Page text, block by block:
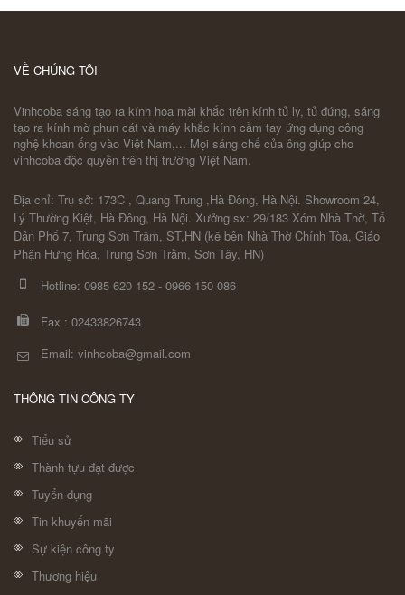
VỀ CHÚNG TÔI
Vinhcoba sáng tạo ra kính hoa mài khắc trên kính tủ ly, tủ đứng, sáng
tạo ra kính mờ phun cát và máy khắc kính cầm tay ứng dụng công
nghệ khoan ống vào Việt Nam,... Mọi sáng chế của ông giúp cho
vinhcoba độc quyền trên thị trường Việt Nam.
Địa chỉ: Trụ sở: 173C , Quang Trung ,Hà Đông, Hà Nội. Showroom 24,
Lý Thường Kiệt, Hà Đông, Hà Nội. Xưởng sx: 29/183 Xóm Nhà Thờ, Tổ
Dân Phố 7, Trung Sơn Trầm, ST,HN (kề bên Nhà Thờ Chính Tòa, Giáo
Phận Hưng Hóa, Trung Sơn Trầm, Sơn Tây, HN)
Hotline: 0985 620 152 - 0966 150 086
Fax : 02433826743
Email: vinhcoba@gmail.com
THÔNG TIN CÔNG TY
Tiểu sử
Thành tựu đạt được
Tuyển dụng
Tin khuyến mãi
Sự kiện công ty
Thương hiệu